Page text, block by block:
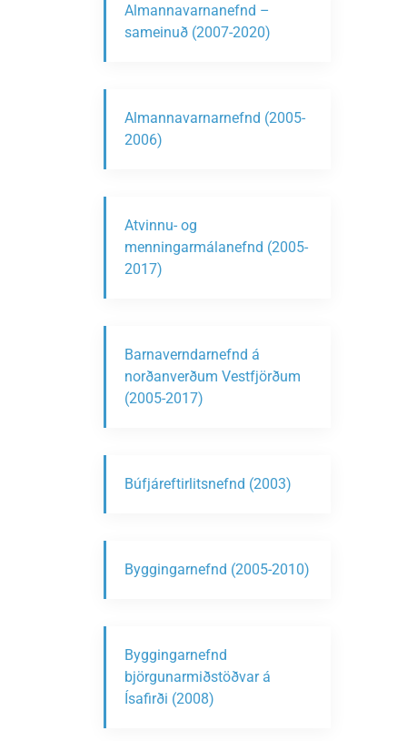
Almannavarnanefnd –
sameinuð (2007-2020)
Almannavarnarnefnd (2005-
2006)
Atvinnu- og
menningarmálanefnd (2005-
2017)
Barnaverndarnefnd á
norðanverðum Vestfjörðum
(2005-2017)
Búfjáreftirlitsnefnd (2003)
Byggingarnefnd (2005-2010)
Byggingarnefnd
björgunarmiðstöðvar á
Ísafirði (2008)